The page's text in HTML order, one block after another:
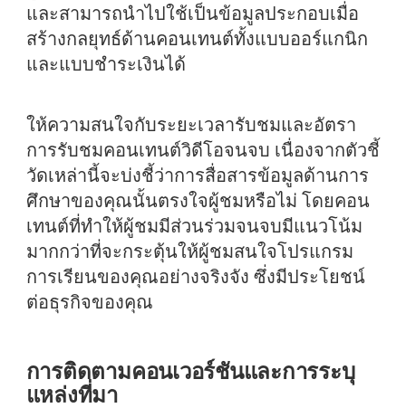
และสามารถนำไปใช้เป็นข้อมูลประกอบเมื่อ
สร้างกลยุทธ์ด้านคอนเทนต์ทั้งแบบออร์แกนิก
และแบบชำระเงินได้
ให้ความสนใจกับระยะเวลารับชมและอัตรา
การรับชมคอนเทนต์วิดีโอจนจบ เนื่องจากตัวชี้
วัดเหล่านี้จะบ่งชี้ว่าการสื่อสารข้อมูลด้านการ
ศึกษาของคุณนั้นตรงใจผู้ชมหรือไม่ โดยคอน
เทนต์ที่ทำให้ผู้ชมมีส่วนร่วมจนจบมีแนวโน้ม
มากกว่าที่จะกระตุ้นให้ผู้ชมสนใจโปรแกรม
การเรียนของคุณอย่างจริงจัง ซึ่งมีประโยชน์
ต่อธุรกิจของคุณ
การติดตามคอนเวอร์ชันและการระบุ
แหล่งที่มา